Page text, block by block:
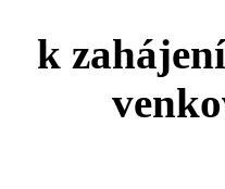
k